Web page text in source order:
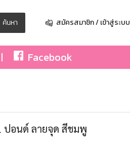
ค้นหา สมัครสมาชิก / เข้าสู่ระบบ
Facebook
ปอนด์ ลายจุด สีชมพู